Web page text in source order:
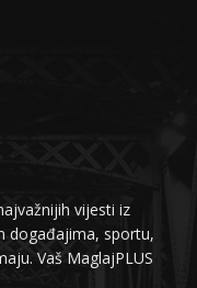
vijesti iz
događajima, sportu,
Vaš MaglajPLUS